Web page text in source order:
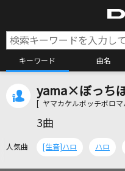
キーワード 曲名
カ
yama×ぼっち
[ ヤマカケルボッチボロマ
3曲
人気曲 [生音]ハロ ハロ